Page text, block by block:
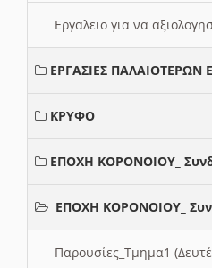
Εργαλειο για να
ΕΡΓΑΣΙΕΣ ΠΑΛΑΙΟΤΕΡΩΝ
ΚΡΥΦΟ
ΕΠΟΧΗ ΚΟΡΟΝΟΙΟΥ_
ΕΠΟΧΗ ΚΟΡΟΝΟΙΟΥ_
Παρουσίες_Τμημα1